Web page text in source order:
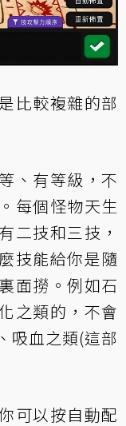
比較複雜的部
、有等級，不
每個怪物天生
二技和三技，
技能給你是隨
面撈。例如石
之類的，不會
吸血之類(這部
可以按自動配